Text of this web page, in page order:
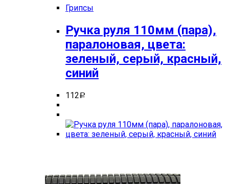
Грипсы
Ручка руля 110мм (пара),
паралоновая, цвета:
зеленый, серый, красный,
синий
112Р